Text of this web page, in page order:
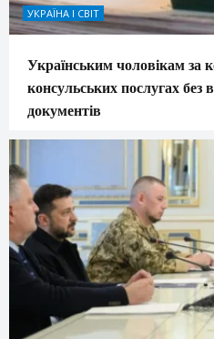
УКРАЇНА І СВІТ
Українським чоловікам за
консульських послугах без
документів